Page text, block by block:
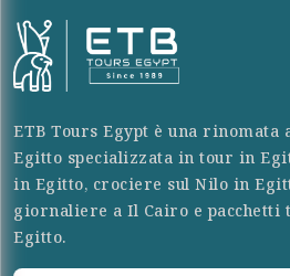
ETB Tours Egypt è una
Egitto specializzata in tour in
in Egitto, crociere sul Nilo in
giornaliere a Il Cairo e
Egitto.